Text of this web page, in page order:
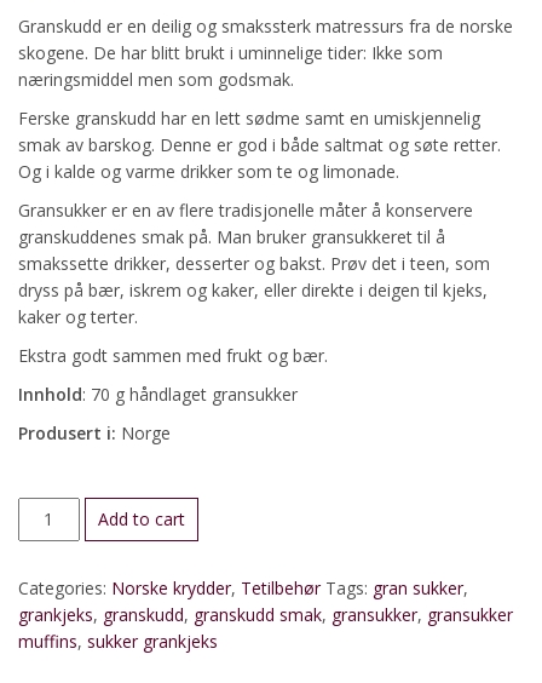
Granskudd er en deilig og smakssterk matressurs fra de norske
skogene. De har blitt brukt i uminnelige tider: Ikke som
næringsmiddel men som godsmak.
Ferske granskudd har en lett sødme samt en umiskjennelig
smak av barskog. Denne er god i både saltmat og søte retter.
Og i kalde og varme drikker som te og limonade.
Gransukker er en av flere tradisjonelle måter å konservere
granskuddenes smak på. Man bruker gransukkeret til å
smakssette drikker, desserter og bakst. Prøv det i teen, som
dryss på bær, iskrem og kaker, eller direkte i deigen til kjeks,
kaker og terter.
Ekstra godt sammen med frukt og bær.
Innhold: 70 g håndlaget gransukker
Produsert i: Norge
Gransukker
quantity
Add to cart
Categories: Norske krydder, Tetilbehør Tags: gran sukker,
grankjeks, granskudd, granskudd smak, gransukker, gransukker
muffins, sukker grankjeks